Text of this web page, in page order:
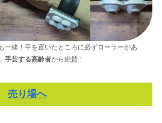
緒！手を置いたところに必ずローラーがあ
手芸する高齢者から絶賛！
売り場へ